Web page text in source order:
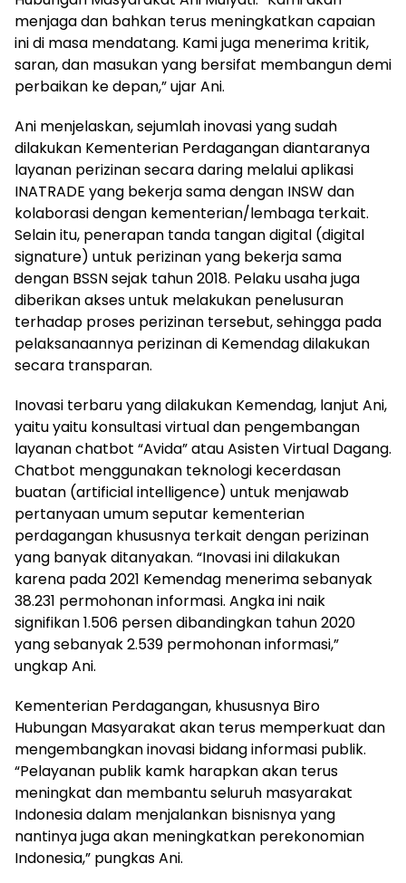
menjaga dan bahkan terus meningkatkan capaian
ini di masa mendatang. Kami juga menerima kritik,
saran, dan masukan yang bersifat membangun demi
perbaikan ke depan,” ujar Ani.
Ani menjelaskan, sejumlah inovasi yang sudah
dilakukan Kementerian Perdagangan diantaranya
layanan perizinan secara daring melalui aplikasi
INATRADE yang bekerja sama dengan INSW dan
kolaborasi dengan kementerian/lembaga terkait.
Selain itu, penerapan tanda tangan digital (digital
signature) untuk perizinan yang bekerja sama
dengan BSSN sejak tahun 2018. Pelaku usaha juga
diberikan akses untuk melakukan penelusuran
terhadap proses perizinan tersebut, sehingga pada
pelaksanaannya perizinan di Kemendag dilakukan
secara transparan.
Inovasi terbaru yang dilakukan Kemendag, lanjut Ani,
yaitu yaitu konsultasi virtual dan pengembangan
layanan chatbot “Avida” atau Asisten Virtual Dagang.
Chatbot menggunakan teknologi kecerdasan
buatan (artificial intelligence) untuk menjawab
pertanyaan umum seputar kementerian
perdagangan khususnya terkait dengan perizinan
yang banyak ditanyakan. “Inovasi ini dilakukan
karena pada 2021 Kemendag menerima sebanyak
38.231 permohonan informasi. Angka ini naik
signifikan 1.506 persen dibandingkan tahun 2020
yang sebanyak 2.539 permohonan informasi,”
ungkap Ani.
Kementerian Perdagangan, khususnya Biro
Hubungan Masyarakat akan terus memperkuat dan
mengembangkan inovasi bidang informasi publik.
“Pelayanan publik kamk harapkan akan terus
meningkat dan membantu seluruh masyarakat
Indonesia dalam menjalankan bisnisnya yang
nantinya juga akan meningkatkan perekonomian
Indonesia,” pungkas Ani.